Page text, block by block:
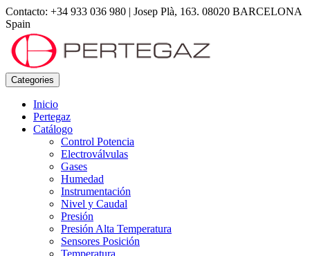
Contacto: +34 933 036 980 | Josep Plà, 163. 08020 BARCELONA
Spain
Categories
Inicio
Pertegaz
Catálogo
Control Potencia
Electroválvulas
Gases
Humedad
Instrumentación
Nivel y Caudal
Presión
Presión Alta Temperatura
Sensores Posición
Temperatura